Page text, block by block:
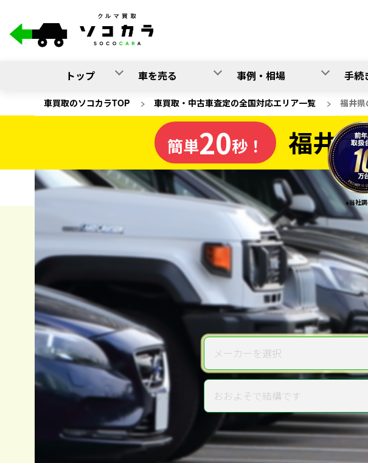
トップ 車を売る 事例・相場 手続
車買取のソコカラTOP > 車買取・中古車査定の全国対応エリア一覧 > 福井
福井県の車買取なら
ソコカラの
電話か出張か、高い方の査定を提案。
だから高価買取!
※当社
簡単20秒！ 福井
20
無
ご依頼いただ
メーカー メーカーを選択
年式 おおよそで結構です